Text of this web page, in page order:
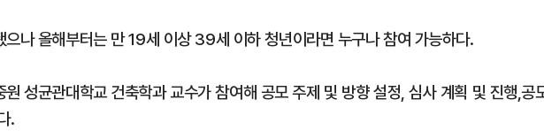
으나 올해부터는 만 19세 이상 39세 이하 청년이라면 누구나 참여 가능하다.
성균관대학교 건축학과 교수가 참여해 공모 주제 및 방향 설정, 심사 계획 및 진행,공
.